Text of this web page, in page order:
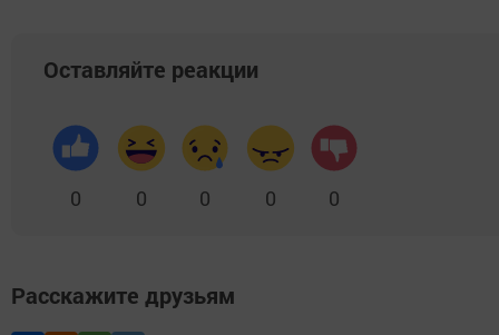
Оставляйте реакции
0 0 0 0 0
Расскажите друзьям